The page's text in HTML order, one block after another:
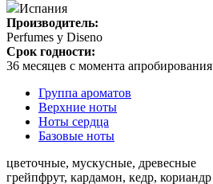
Испания
Производитель:
Perfumes y Diseno
Срок годности:
36 месяцев с момента апробирования
Группа ароматов
Верхние ноты
Ноты сердца
Базовые ноты
цветочные, мускусные, древесные
грейпфрут, кардамон, кедр, кориандр